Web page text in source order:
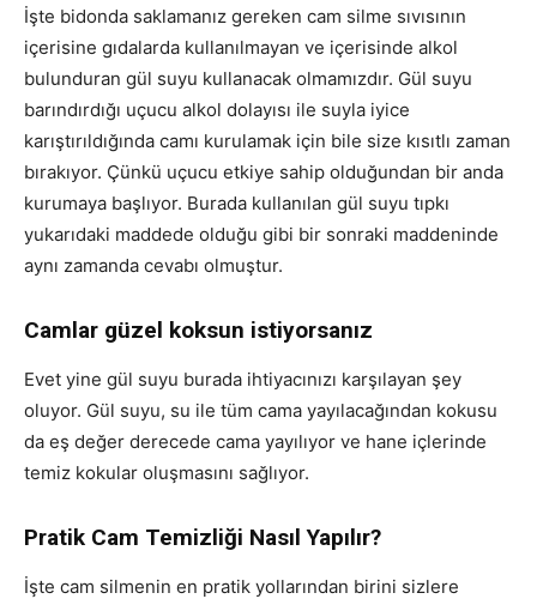
İşte bidonda saklamanız gereken cam silme sıvısının
içerisine gıdalarda kullanılmayan ve içerisinde alkol
bulunduran gül suyu kullanacak olmamızdır. Gül suyu
barındırdığı uçucu alkol dolayısı ile suyla iyice
karıştırıldığında camı kurulamak için bile size kısıtlı zaman
bırakıyor. Çünkü uçucu etkiye sahip olduğundan bir anda
kurumaya başlıyor. Burada kullanılan gül suyu tıpkı
yukarıdaki maddede olduğu gibi bir sonraki maddeninde
aynı zamanda cevabı olmuştur.
Camlar güzel koksun istiyorsanız
Evet yine gül suyu burada ihtiyacınızı karşılayan şey
oluyor. Gül suyu, su ile tüm cama yayılacağından kokusu
da eş değer derecede cama yayılıyor ve hane içlerinde
temiz kokular oluşmasını sağlıyor.
Pratik Cam Temizliği Nasıl Yapılır?
İşte cam silmenin en pratik yollarından birini sizlere